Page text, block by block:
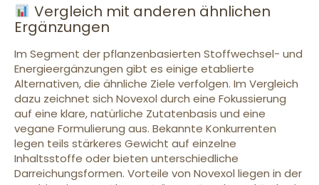
Vergleich mit anderen ähnlichen
Ergänzungen
Im Segment der pflanzenbasierten Stoffwechsel- und
Energieergänzungen gibt es einige etablierte
Alternativen, die ähnliche Ziele verfolgen. Im Vergleich
dazu zeichnet sich Novexol durch eine Fokussierung
auf eine klare, natürliche Zutatenbasis und eine
vegane Formulierung aus. Bekannte Konkurrenten
legen teils stärkeres Gewicht auf einzelne
Inhaltsstoffe oder bieten unterschiedliche
Darreichungsformen. Vorteile von Novexol liegen in der